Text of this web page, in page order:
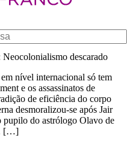
descarado
nível internacional só tem
e os assassinatos de
de eficiência do corpo
desmoralizou-se após Jair
pupilo do astrólogo Olavo de
[…]